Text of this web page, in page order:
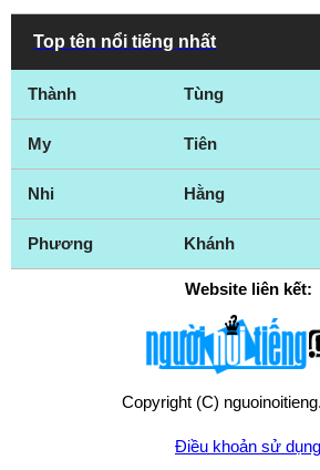
Top tên nổi tiếng nhất
Thành Tùng
My Tiên
Nhi Hằng
Phương Khánh
Website liên kết:
Copyright (C)
Điều khoản sử dụng